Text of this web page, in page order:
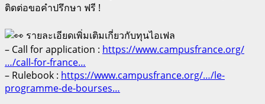
ติดต่อขอคำปรึกษา ฟรี !
รายละเอียดเพิ่มเติมเกี่ยวกับทุนไอเฟล
– Call for application : https://www.campusfrance.org/
…/call-for-france…
– Rulebook : https://www.campusfrance.org/…/le-
programme-de-bourses…